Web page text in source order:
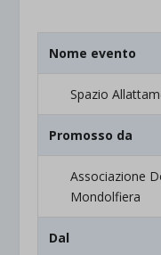
Nome evento
Spazio
Promosso da
Associazione
Mondolfiera
Dal